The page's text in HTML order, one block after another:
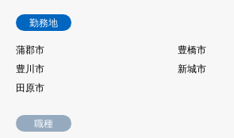
勤務地
蒲郡市
豊橋市
豊川市
新城市
田原市
職種